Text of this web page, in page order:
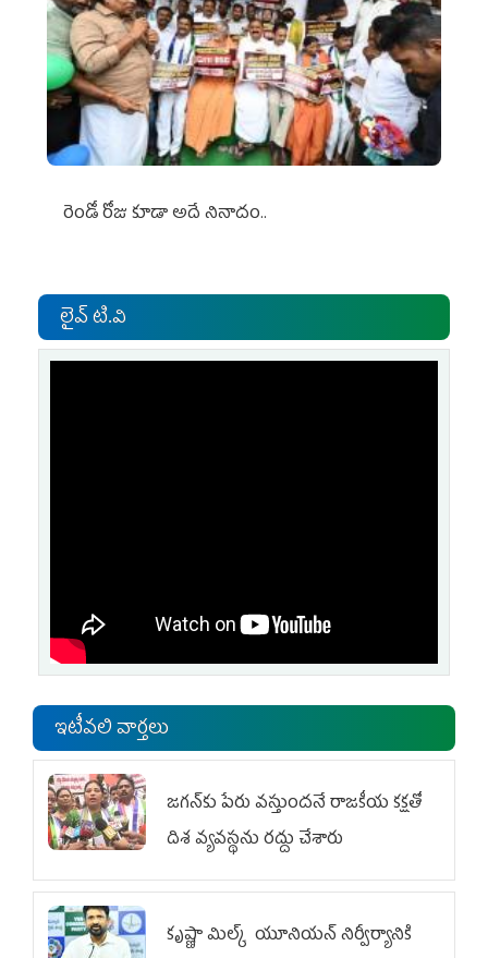
రెండో రోజు కూడా అదే నినాదం..
లైవ్ టి.వి
ఇటీవలి వార్తలు
జగన్‌కు పేరు వస్తుందనే రాజకీయ కక్షతో
దిశ వ్య‌వ‌స్థ‌ను రద్దు చేశారు
కృష్ణా మిల్క్‌ యూనియన్‌ నిర్వీర్యానికి